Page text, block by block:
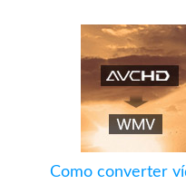
Como converter